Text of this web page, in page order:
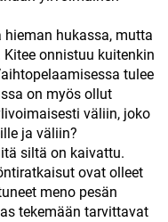
hukassa, mutta
onnistuu kuitenkin
tulee
on myös ollut
väliin, joko
ja väliin?
siltä on kaivattu.
ovat olleet
meno pesän
tekemään tarvittavat